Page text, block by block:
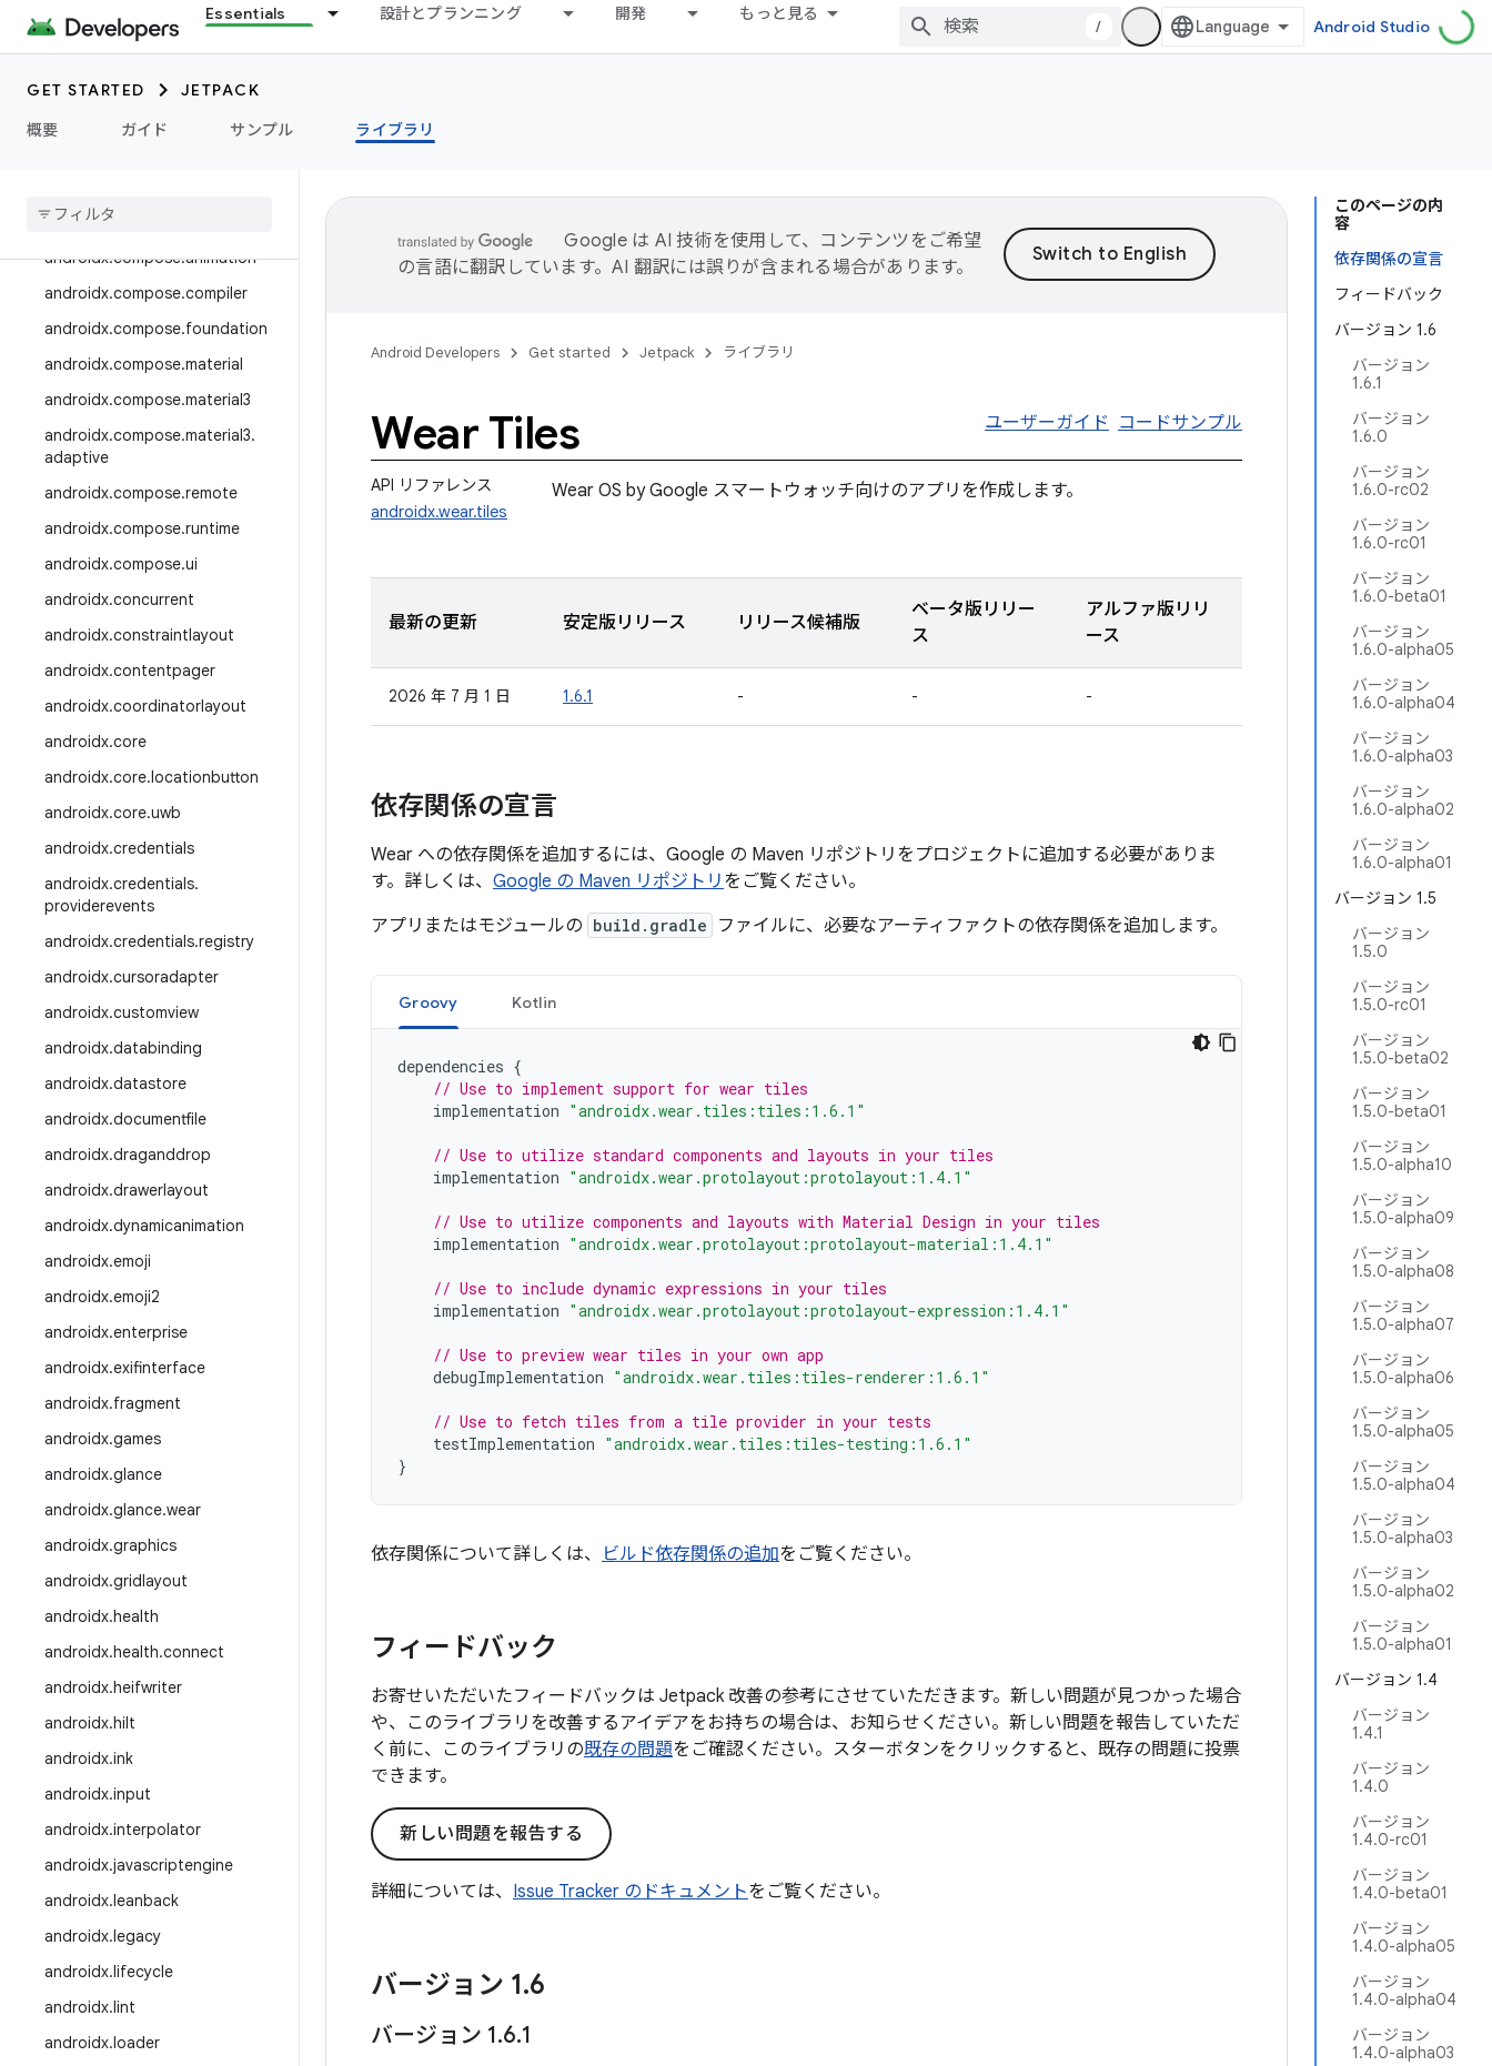
Essentials 設計とプランニング 開発 もっと見る
/ Android Studio
GET STARTED
JETPACK
概要
ガイド サンプル ライブラリ
androidx.camera.media3
androidx.camera.viewfinder
androidx.car
androidx.
androidx.compose.animation
androidx.compose.compiler
androidx.compose.foundation
androidx.compose.material
androidx.compose.material3
androidx.compose.material3.
adaptive
androidx.compose.remote
androidx.compose.runtime
androidx.compose.ui
androidx.concurrent
androidx.constraintlayout
androidx.contentpager
androidx.coordinatorlayout
androidx.core
androidx.core.locationbutton
androidx.core.uwb
androidx.credentials
androidx.credentials.
providerevents
androidx.credentials.registry
androidx.cursoradapter
androidx.customview
androidx.databinding
androidx.datastore
androidx.documentfile
androidx.draganddrop
androidx.drawerlayout
androidx.dynamicanimation
androidx.emoji
androidx.emoji2
androidx.enterprise
androidx.exifinterface
androidx.fragment
androidx.games
androidx.glance
androidx.glance.wear
androidx.graphics
androidx.gridlayout
androidx.health
androidx.health.connect
androidx.heifwriter
androidx.hilt
androidx.ink
androidx.input
androidx.interpolator
androidx.javascriptengine
androidx.leanback
androidx.legacy
androidx.lifecycle
androidx.lint
androidx.loader
このページの内
容
依存関係の宣言
フィードバック
バージョン 1.6
バージョン
1.6.1
バージョン
1.6.0
バージョン
1.6.0-rc02
バージョン
1.6.0-rc01
バージョン
1.6.0-beta01
バージョン
1.6.0-alpha05
バージョン
1.6.0-alpha04
バージョン
1.6.0-alpha03
バージョン
1.6.0-alpha02
バージョン
1.6.0-alpha01
バージョン 1.5
バージョン
1.5.0
バージョン
1.5.0-rc01
バージョン
1.5.0-beta02
バージョン
1.5.0-beta01
バージョン
1.5.0-alpha10
バージョン
1.5.0-alpha09
バージョン
1.5.0-alpha08
バージョン
1.5.0-alpha07
バージョン
1.5.0-alpha06
バージョン
1.5.0-alpha05
バージョン
1.5.0-alpha04
バージョン
1.5.0-alpha03
バージョン
1.5.0-alpha02
バージョン
1.5.0-alpha01
バージョン 1.4
バージョン
1.4.1
バージョン
1.4.0
バージョン
1.4.0-rc01
バージョン
1.4.0-beta01
バージョン
1.4.0-alpha05
バージョン
1.4.0-alpha04
バージョン
1.4.0-alpha03
Google は AI 技術を使用して、コンテンツをご希望
の言語に翻訳しています。AI 翻訳には誤りが含まれる場合があります。
Android Developers Get started Jetpack ライブラリ
Wear Tiles ユーザーガイド コードサンプル
API リファレンス
androidx.wear.tiles
Wear OS by Google スマートウォッチ向けのアプリを作成します。
最新の更新 安定版リリース リリース候補版
ベータ版リリー
ス
アルファ版リリ
ース
2026 年 7 月 1 日 1.6.1 - - -
依存関係の宣言
Wear への依存関係を追加するには、Google の Maven リポジトリをプロジェクトに追加する必要がありま
す。詳しくは、 Google の Maven リポジトリ をご覧ください。
アプリまたはモジュールの build.gradle ファイルに、必要なアーティファクトの依存関係を追加します。
Groovy Kotlin
dependencies {
// Use to implement support for wear tiles
implementation "androidx.wear.tiles:tiles:1.6.1"
// Use to utilize standard components and layouts in your tiles
implementation "androidx.wear.protolayout:protolayout:1.4.1"
// Use to utilize components and layouts with Material Design in your tiles
implementation "androidx.wear.protolayout:protolayout-material:1.4.1"
// Use to include dynamic expressions in your tiles
implementation "androidx.wear.protolayout:protolayout-expression:1.4.1"
// Use to preview wear tiles in your own app
debugImplementation "androidx.wear.tiles:tiles-renderer:1.6.1"
// Use to fetch tiles from a tile provider in your tests
testImplementation "androidx.wear.tiles:tiles-testing:1.6.1"
}
依存関係について詳しくは、 ビルド依存関係の追加をご覧ください。
フィードバック
お寄せいただいたフィードバックは Jetpack 改善の参考にさせていただきます。新しい問題が見つかった場合
や、このライブラリを改善するアイデアをお持ちの場合は、お知らせください。新しい問題を報告していただ
く前に、このライブラリの既存の問題をご確認ください。スターボタンをクリックすると、既存の問題に投票
できます。
新しい問題を報告する
詳細については、 Issue Tracker のドキュメントをご覧ください。
バージョン 1.6
バージョン 1.6.1